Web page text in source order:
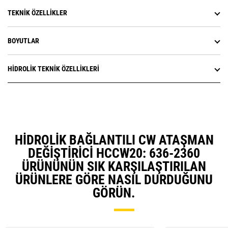
TEKNIK ÖZELLIKLER
BOYUTLAR
HIDROLIK TEKNIK ÖZELLIKLERI
HIDROLIK BAĞLANTILI CW ATAŞMAN
DEĞIŞTIRICI HCCW20: 636-2360
ÜRÜNÜNÜN SIK KARŞILAŞTIRILAN
ÜRÜNLERE GÖRE NASIL DURDUĞUNU
GÖRÜN.